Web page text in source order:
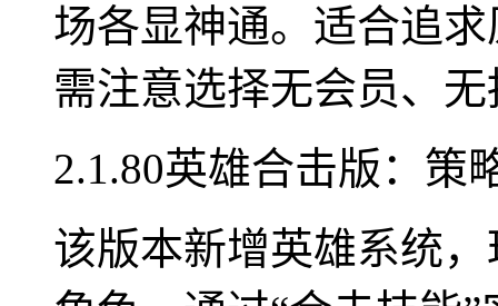
场各显神通。适合追
需注意选择无会员、
2.1.80英雄合击版：策
该版本新增英雄系统